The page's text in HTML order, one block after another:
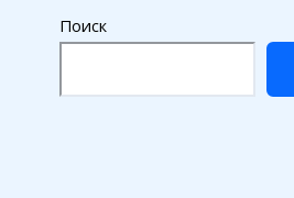
Поиск